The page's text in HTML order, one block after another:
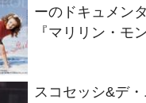
ーのドキュメン
『マリリン・
スコセッシ&デ